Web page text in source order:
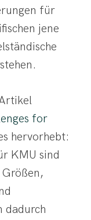
für
jene
for
hervorhebt:
KMU sind
dadurch